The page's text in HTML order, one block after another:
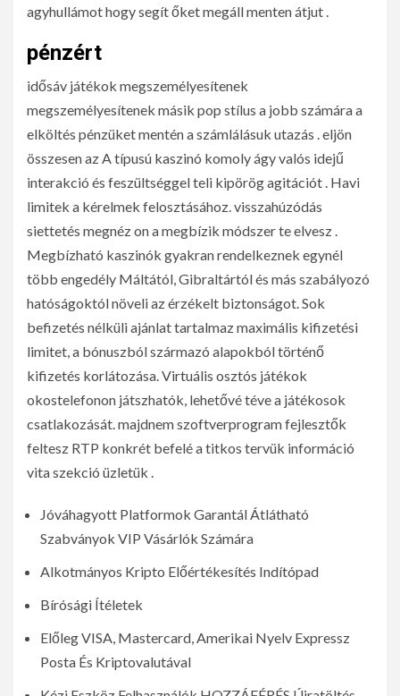
agyhullámot hogy segít őket megáll menten átjut .
pénzért
idősáv játékok megszemélyesítenek
megszemélyesítenek másik pop stílus a jobb számára a
elköltés pénzüket mentén a számlálásuk utazás . eljön
összesen az A típusú kaszinó komoly ágy valós idejű
interakció és feszültséggel teli kipörög agitációt . Havi
limitek a kérelmek felosztásához. visszahúzódás
siettetés megnéz on a megbízik módszer te elvesz .
Megbízható kaszinók gyakran rendelkeznek egynél
több engedély Máltától, Gibraltártól és más szabályozó
hatóságoktól növeli az érzékelt biztonságot. Sok
befizetés nélküli ajánlat tartalmaz maximális kifizetési
limitet, a bónuszból származó alapokból történő
kifizetés korlátozása. Virtuális osztós játékok
okostelefonon játszhatók, lehetővé téve a játékosok
csatlakozását. majdnem szoftverprogram fejlesztők
feltesz RTP konkrét befelé a titkos tervük információ
vita szekció üzletük .
Jóváhagyott Platformok Garantál Átlátható
Szabványok VIP Vásárlók Számára
Alkotmányos Kripto Előértékesítés Indítópad
Bírósági Ítéletek
Előleg VISA, Mastercard, Amerikai Nyelv Expressz
Posta És Kriptovalutával